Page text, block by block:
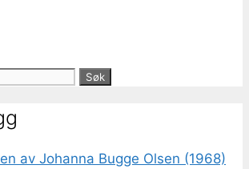
av Johanna Bugge Olsen (1968)